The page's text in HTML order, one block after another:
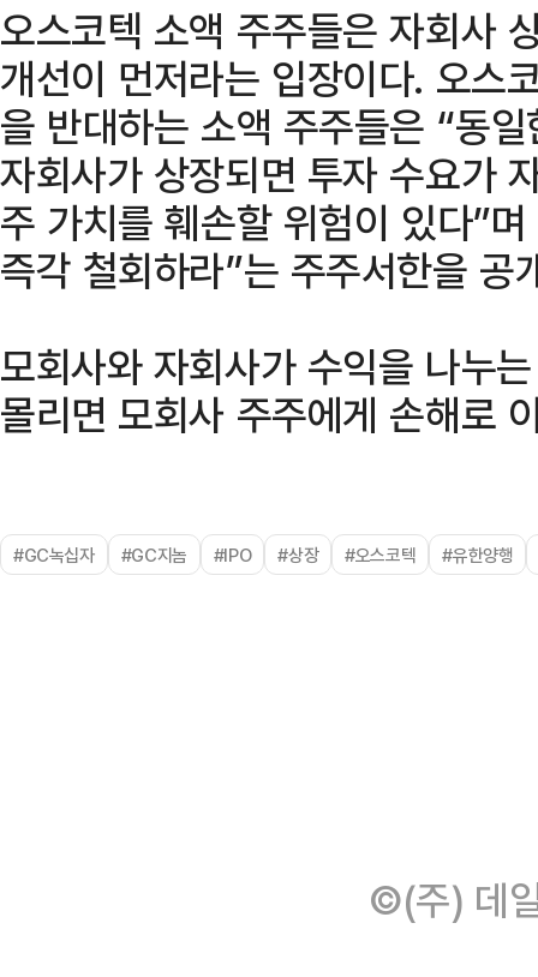
오스코텍 소액 주주들은 자회사
개선이 먼저라는 입장이다. 오스
을 반대하는 소액 주주들은 “동
자회사가 상장되면 투자 수요가
주 가치를 훼손할 위험이 있다”
즉각 철회하라”는 주주서한을 공
모회사와 자회사가 수익을 나누
몰리면 모회사 주주에게 손해로
#GC녹십자 #GC지놈 #IPO #상장 #오스코텍 #유한양행
©(주) 데